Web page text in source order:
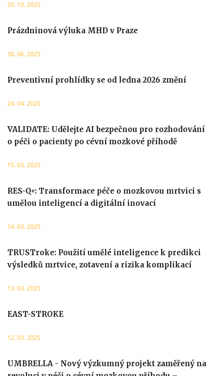
29. 10. 2025
Prázdninová výluka MHD v Praze
30. 06. 2025
Preventivní prohlídky se od ledna 2026 změní
24. 04. 2025
VALIDATE: Udělejte AI bezpečnou pro rozhodování
o péči o pacienty po cévní mozkové příhodě
15. 03. 2025
RES-Q+: Transformace péče o mozkovou mrtvici s
umělou inteligencí a digitální inovací
14. 03. 2025
TRUSTroke: Použití umělé inteligence k predikci
výsledků mrtvice, zotavení a rizika komplikací
13. 03. 2025
EAST-STROKE
12. 03. 2025
UMBRELLA - Nový výzkumný projekt zaměřený na